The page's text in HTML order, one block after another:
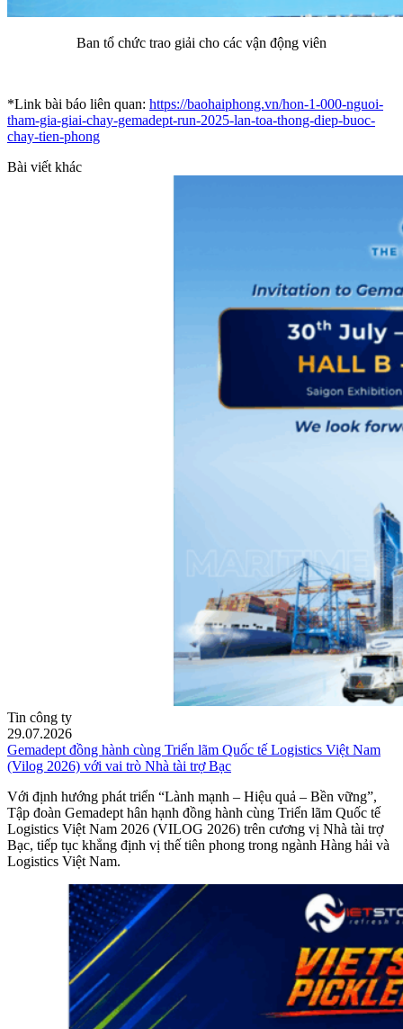
Ban tổ chức trao giải cho các vận động viên
*Link bài báo liên quan: https://baohaiphong.vn/hon-1-000-nguoi-
tham-gia-giai-chay-gemadept-run-2025-lan-toa-thong-diep-buoc-
chay-tien-phong
Bài viết khác
Tin công ty
29.07.2026
Gemadept đồng hành cùng Triển lãm Quốc tế Logistics Việt Nam
(Vilog 2026) với vai trò Nhà tài trợ Bạc
Với định hướng phát triển “Lành mạnh – Hiệu quả – Bền vững”,
Tập đoàn Gemadept hân hạnh đồng hành cùng Triển lãm Quốc tế
Logistics Việt Nam 2026 (VILOG 2026) trên cương vị Nhà tài trợ
Bạc, tiếp tục khẳng định vị thế tiên phong trong ngành Hàng hải và
Logistics Việt Nam.